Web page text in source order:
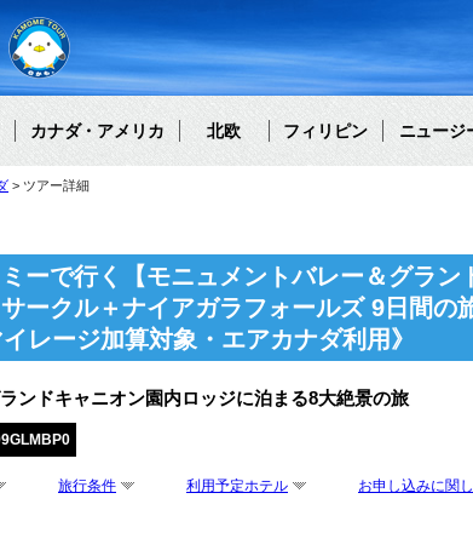
カナダ・アメリカ 北欧 フィリピン ニュージ
ツアー詳細
ーで行く【モニュメントバレー＆グラ
ークル＋ナイアガラフォールズ 9日間の
レージ加算対象・エアカナダ利用》
ンドキャニオン園内ロッジに泊まる8大絶景の旅
旅行条件 利用予定ホテル お申し込みに関